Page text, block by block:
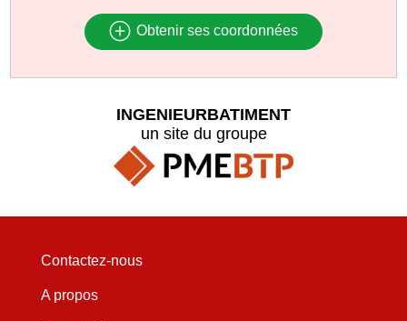
Obtenir ses coordonnées
INGENIEURBATIMENT
un site du groupe
Contactez-nous
A propos